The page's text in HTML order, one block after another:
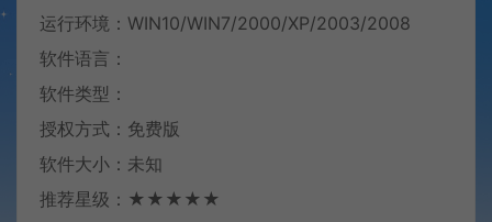
运行环境：WIN10/WIN7/2000/XP/2003/2008
软件语言：
软件类型：
授权方式：免费版
软件大小：未知
推荐星级：★★★★★